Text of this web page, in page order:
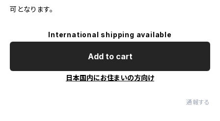
可となります。
International shipping available
Add to cart
日本国内にお住まいの方向け
通報する